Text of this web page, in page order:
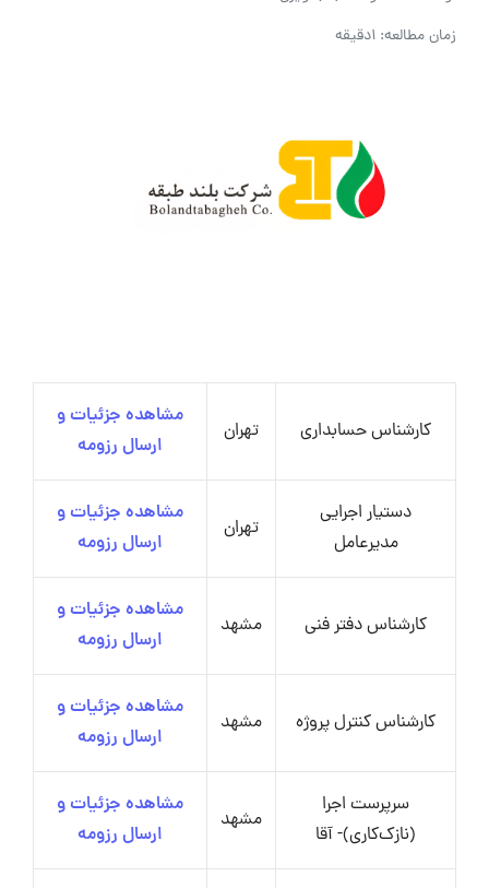
زمان مطالعه: 1دقیقه
کارشناس حسابداری تهران
مشاهده جزئیات و
ارسال رزومه
دستیار اجرایی
مدیرعامل
تهران
مشاهده جزئیات و
ارسال رزومه
کارشناس دفتر فنی مشهد
مشاهده جزئیات و
ارسال رزومه
کارشناس کنترل پروژه مشهد
مشاهده جزئیات و
ارسال رزومه
سرپرست اجرا
(نازک‌کاری)- آقا
مشهد
مشاهده جزئیات و
ارسال رزومه